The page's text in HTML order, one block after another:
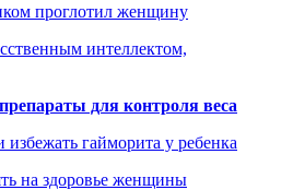
проглотил женщину
интеллектом,
для контроля веса
избежать гайморита у ребенка
на здоровье женщины